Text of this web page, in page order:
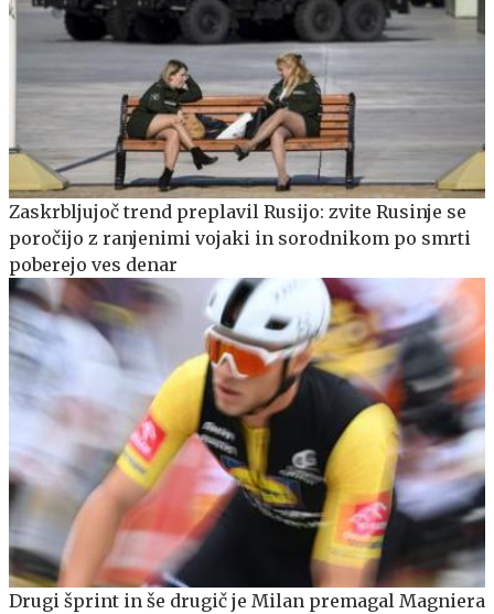
Zaskrbljujoč trend preplavil Rusijo: zvite Rusinje se
poročijo z ranjenimi vojaki in sorodnikom po smrti
poberejo ves denar
Drugi šprint in še drugič je Milan premagal Magniera